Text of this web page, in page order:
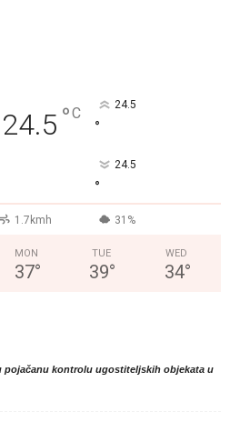
24.5 °C 24.5
°
24.5
°
1.7kmh 31%
MON
37°
TUE
39°
WED
34°
pojačanu kontrolu ugostiteljskih objekata u